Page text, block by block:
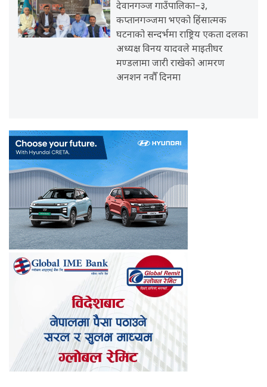
देवानगञ्ज गाउँपालिका–३,
कप्तानगञ्जमा भएको हिंसात्मक
घटनाको सन्दर्भमा राष्ट्रिय एकता दलका
अध्यक्ष विनय यादवले माइतीघर
मण्डलामा जारी राखेको आमरण
अनशन नवौँ दिनमा